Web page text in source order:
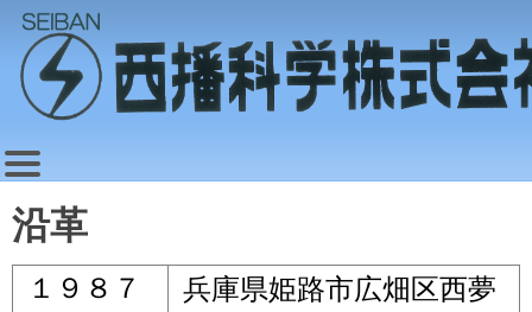
沿革
１９８７
兵庫県姫路市広畑区西夢